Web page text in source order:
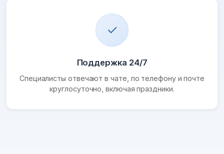
✓
Поддержка 24/7
Специалисты отвечают в чате, по телефону и почте
круглосуточно, включая праздники.